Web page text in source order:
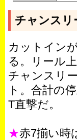
チャンスリ
カットイン
る。リール
チャンスリ
ト。合計の
T直撃だ。
★赤7揃い時